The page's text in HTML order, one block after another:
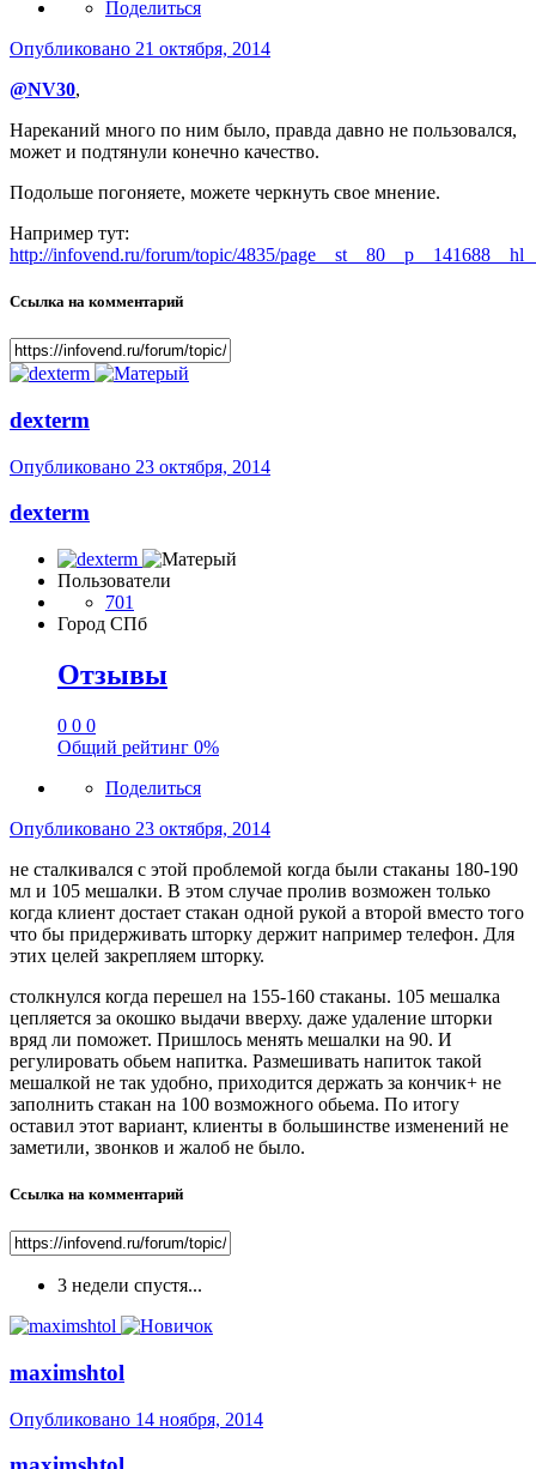
Поделиться
Опубликовано 21 октября, 2014
@NV30,
Нареканий много по ним было, правда давно не пользовался,
может и подтянули конечно качество.
Подольше погоняете, можете черкнуть свое мнение.
Например тут:
http://infovend.ru/forum/topic/4835/
Ссылка на комментарий
dexterm
Опубликовано 23 октября, 2014
dexterm
Пользователи
701
Город СПб
Отзывы
0 0 0
Общий рейтинг 0%
Поделиться
Опубликовано 23 октября, 2014
не сталкивался с этой проблемой когда были стаканы 180-190
мл и 105 мешалки. В этом случае пролив возможен только
когда клиент достает стакан одной рукой а второй вместо того
что бы придерживать шторку держит например телефон. Для
этих целей закрепляем шторку.
столкнулся когда перешел на 155-160 стаканы. 105 мешалка
цепляется за окошко выдачи вверху. даже удаление шторки
вряд ли поможет. Пришлось менять мешалки на 90. И
регулировать обьем напитка. Размешивать напиток такой
мешалкой не так удобно, приходится держать за кончик+ не
заполнить стакан на 100 возможного обьема. По итогу
оставил этот вариант, клиенты в большинстве изменений не
заметили, звонков и жалоб не было.
Ссылка на комментарий
3 недели спустя...
maximshtol
Опубликовано 14 ноября, 2014